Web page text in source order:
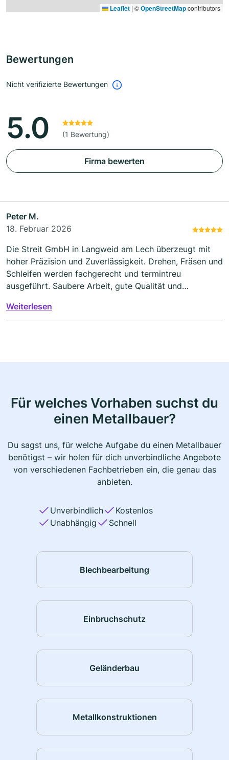
Leaflet | ©OpenStreetMapcontributors
Bewertungen
Nicht verifizierte Bewertungen
5.0 (1 Bewertung)
Firma bewerten
Peter M.
18. Februar 2026
Die Streit GmbH in Langweid am Lech überzeugt mit
hoher Präzision und Zuverlässigkeit. Drehen, Fräsen und
Schleifen werden fachgerecht und termintreu
ausgeführt. Saubere Arbeit, gute Qualität und
für anspruchsvolle Zerspanungsarbeiten.
Weiterlesen
Für welches Vorhaben suchst du
einen Metallbauer?
Du sagst uns, für welche Aufgabe du einen Metallbauer
benötigst – wir holen für dich unverbindliche Angebote
von verschiedenen Fachbetrieben ein, die genau das
anbieten.
Unverbindlich
Kostenlos
Unabhängig
Schnell
Blechbearbeitung
Einbruchschutz
Geländerbau
Metallkonstruktionen